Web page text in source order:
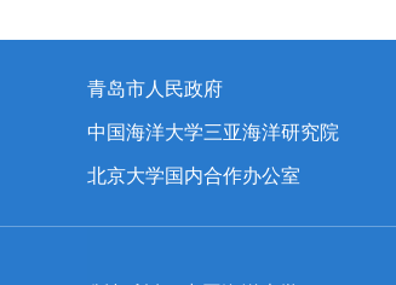
青岛市人民政府
中国海洋大学三亚海洋研究院
北京大学国内合作办公室